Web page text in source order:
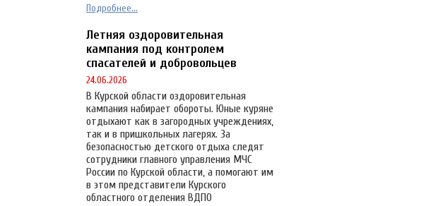
Подробнее...
Летняя оздоровительная
кампания под контролем
спасателей и добровольцев
24.06.2026
В Курской области оздоровительная
кампания набирает обороты. Юные куряне
отдыхают как в загородных учреждениях,
так и в пришкольных лагерях. За
безопасностью детского отдыха следят
сотрудники главного управления МЧС
России по Курской области, а помогают им
в этом представители Курского
областного отделения ВДПО